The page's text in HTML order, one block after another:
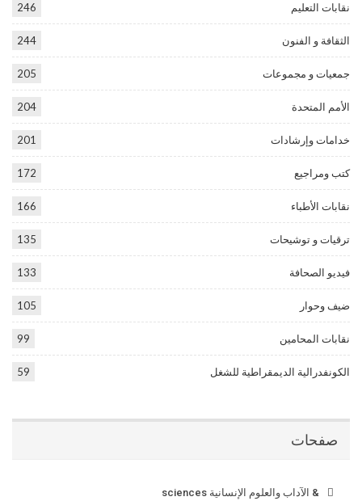
نقابات التعليم 246
الثقافة و الفنون 244
جمعيات و مجموعات 205
الأمم المتحدة 204
خدامات وإرشادات 201
كتب ومراجيع 172
نقابات الأطباء 166
ترقيات و توشيحات 135
فيديو الصحافة 133
ضيف وحوار 105
نقابات المحامين 99
الكونفدرالية الديمقراطية للشغل 59
صفحات
& الآداب والعلوم الإنسانية sciences